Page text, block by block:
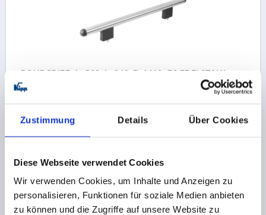
Zustimmung Details Über Cookies
Diese Webseite verwendet Cookies
Wir verwenden Cookies, um Inhalte und Anzeigen zu
personalisieren, Funktionen für soziale Medien anbieten
zu können und die Zugriffe auf unsere Website zu
ROHRGRIFF, A=500, L=840, D=M10x70 EDELSTAHL,
KOMP:ALUMINIUM
TRAGKRAFT N =1000
A1=500 E=125 H=100
Bestellnummer:K0225.0800101
zzgl. MwSt.
zzgl. Versandkosten
DETAILS